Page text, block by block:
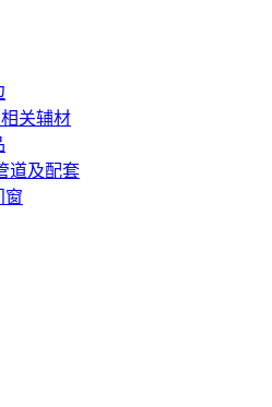
关辅材
道及配套
窗